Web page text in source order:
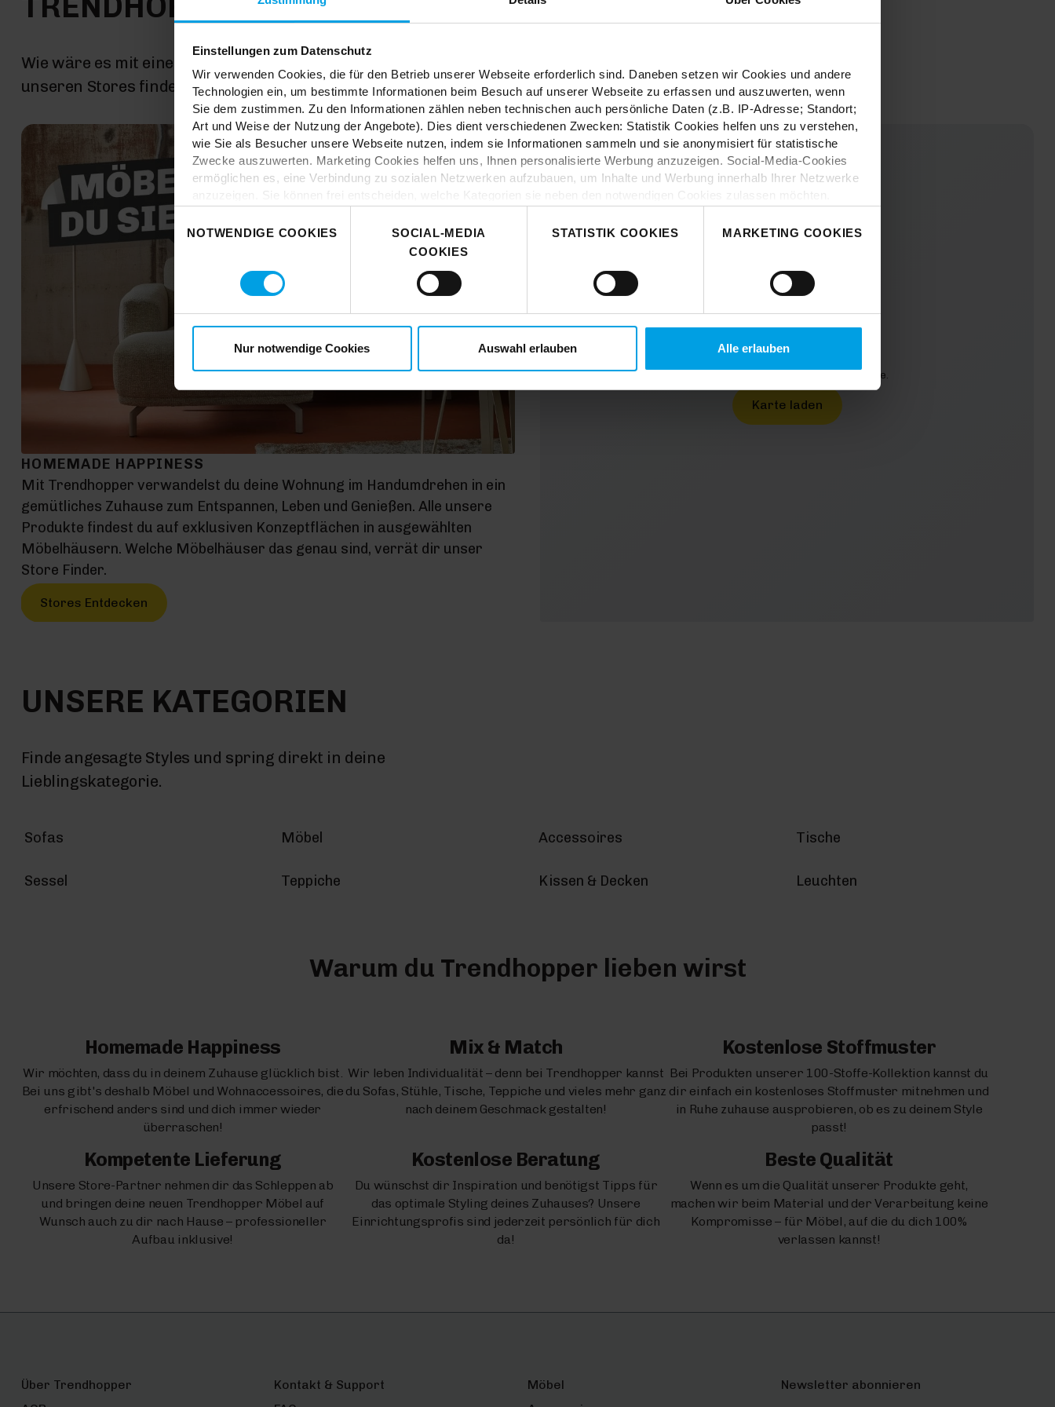
Einstellungen zum Datenschutz
Wir verwenden Cookies, die für den Betrieb unserer Webseite erforderlich sind. Daneben setzen wir Cookies und andere
Technologien ein, um bestimmte Informationen beim Besuch auf unserer Webseite zu erfassen und auszuwerten, wenn
Sie dem zustimmen. Zu den Informationen zählen neben technischen auch persönliche Daten (z.B. IP-Adresse; Standort;
Art und Weise der Nutzung der Angebote). Dies dient verschiedenen Zwecken: Statistik Cookies helfen uns zu verstehen,
wie Sie als Besucher unsere Webseite nutzen, indem sie Informationen sammeln und sie anonymisiert für statistische
Zwecke auszuwerten. Marketing Cookies helfen uns, Ihnen personalisierte Werbung anzuzeigen. Social-Media-Cookies
ermöglichen es, eine Verbindung zu sozialen Netzwerken aufzubauen, um Inhalte und Werbung innerhalb Ihrer Netzwerke
dem Einsatz aller Cookies einverstanden sind. Über „ Einstellungen“ können sie eine Auswahl treffen. Sie können eine
erteilte Einwilligung jederzeit mit Wirkung für die Zukunft widerrufen. Für weitere Informationen lesen Sie bitte unsere
Einwilligungsauswahl
NOTWENDIGE COOKIES
SOCIAL-MEDIA
COOKIES
STATISTIK COOKIES MARKETING COOKIES
Nur notwendige Cookies Auswahl erlauben Alle erlauben
Wie wäre es mit einer großen Portion Inspiration und Kreativität? In
unseren Stores findest du alle Trendhopper Möbel, Stoffe und Styles.
HOMEMADE HAPPINESS
Mit Trendhopper verwandelst du deine Wohnung im Handumdrehen in ein
gemütliches Zuhause zum Entspannen, Leben und Genießen. Alle unsere
Produkte findest du auf exklusiven Konzeptflächen in ausgewählten
Möbelhäusern. Welche Möbelhäuser das genau sind, verrät dir unser
Store Finder.
Stores Entdecken
Datenschutzbestimmungen von Google.
Karte laden
UNSERE KATEGORIEN
Finde angesagte Styles und spring direkt in deine
Lieblingskategorie.
Sofas Möbel Accessoires Tische
Sessel Teppiche Kissen & Decken Leuchten
Warum du Trendhopper lieben wirst
Homemade Happiness
Wir möchten, dass du in deinem Zuhause glücklich bist.
Bei uns gibt's deshalb Möbel und Wohnaccessoires, die
erfrischend anders sind und dich immer wieder
überraschen!
Mix & Match
Wir leben Individualität – denn bei Trendhopper kannst
du Sofas, Stühle, Tische, Teppiche und vieles mehr ganz
nach deinem Geschmack gestalten!
Kostenlose Stoffmuster
Bei Produkten unserer 100-Stoffe-Kollektion kannst du
dir einfach ein kostenloses Stoffmuster mitnehmen und
in Ruhe zuhause ausprobieren, ob es zu deinem Style
passt!
Kompetente Lieferung
Unsere Store-Partner nehmen dir das Schleppen ab
und bringen deine neuen Trendhopper Möbel auf
Wunsch auch zu dir nach Hause – professioneller
Aufbau inklusive!
Kostenlose Beratung
Du wünschst dir Inspiration und benötigst Tipps für
das optimale Styling deines Zuhauses? Unsere
Einrichtungsprofis sind jederzeit persönlich für dich
da!
Beste Qualität
Wenn es um die Qualität unserer Produkte geht,
machen wir beim Material und der Verarbeitung keine
Kompromisse – für Möbel, auf die du dich 100%
verlassen kannst!
Über Trendhopper
Kontakt & Support
Möbel
Newsletter abonnieren